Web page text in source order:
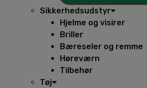
Sikkerhedsudstyr
Hjelme og visirer
Briller
Bæreseler og remme
Høreværn
Tilbehør
Tøj